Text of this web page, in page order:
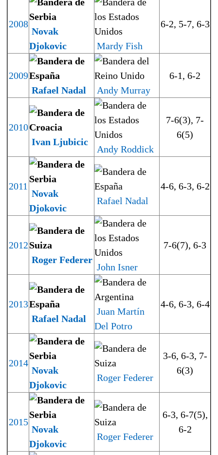
2008
Novak
Djokovic
Mardy Fish
6-2, 5-7, 6-3
2009
Rafael Nadal
Andy Murray
6-1, 6-2
2010
Ivan Ljubicic
Andy Roddick
7-6(3), 7-
6(5)
2011
Novak
Djokovic
Rafael Nadal
4-6, 6-3, 6-2
2012
Roger Federer
John Isner
7-6(7), 6-3
2013
Rafael Nadal
Juan Martín
Del Potro
4-6, 6-3, 6-4
2014
Novak
Djokovic
Roger Federer
3-6, 6-3, 7-
6(3)
2015
Novak
Djokovic
Roger Federer
6-3, 6-7(5),
6-2